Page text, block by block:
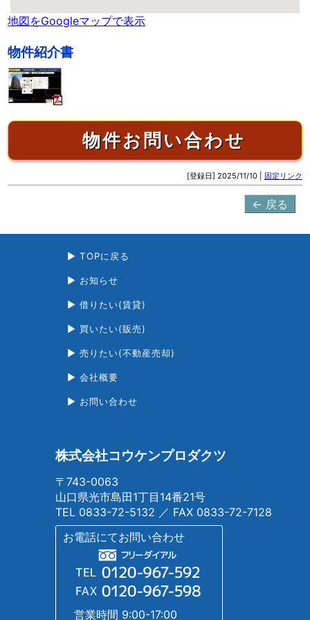
地図をGoogleマップで表示
物件紹介書
[登録日] 2025/11/10 | 固定リンク
← 戻る
株式会社コウケンプロダクツ
〒743-0063
山口県光市島田1丁目14番21号
TEL 0833-72-5132 ／ FAX 0833-72-7128
お電話にてお問い合わせ
営業時間 9:00-17:00
TOPに戻る
お知らせ
借りたい(賃貸)
買いたい(販売)
売りたい(不動産売却)
会社概要
お問い合わせ